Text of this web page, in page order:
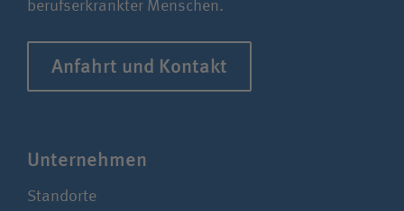
berufserkrankter Menschen.
Anfahrt und Kontakt
Unter­nehmen
Standorte